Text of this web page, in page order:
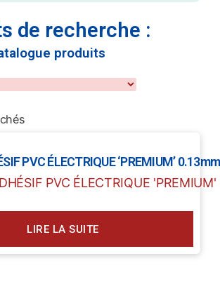
de recherche :
produits
PVC ÉLECTRIQUE ‘PREMIUM’ 0.13mm
LIRE LA SUITE